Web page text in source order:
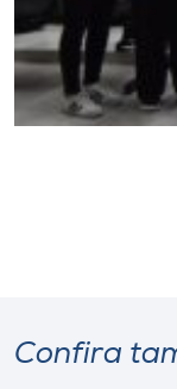
Confira